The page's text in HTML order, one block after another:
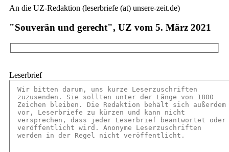
An die UZ-Redaktion (leserbriefe (at) unsere-zeit.de)
"Souverän und gerecht", UZ vom 5. März 2021
Leserbrief